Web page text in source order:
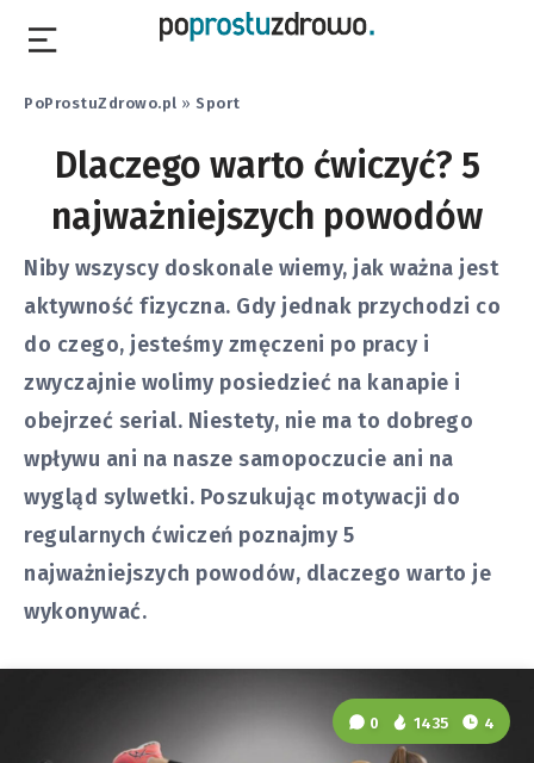
PoProstuZdrowo.pl » Sport
Dlaczego warto ćwiczyć? 5
najważniejszych powodów
Niby wszyscy doskonale wiemy, jak ważna jest
aktywność fizyczna. Gdy jednak przychodzi co
do czego, jesteśmy zmęczeni po pracy i
zwyczajnie wolimy posiedzieć na kanapie i
obejrzeć serial. Niestety, nie ma to dobrego
wpływu ani na nasze samopoczucie ani na
wygląd sylwetki. Poszukując motywacji do
regularnych ćwiczeń poznajmy 5
najważniejszych powodów, dlaczego warto je
wykonywać.
0 1435 4